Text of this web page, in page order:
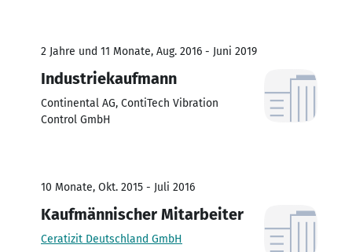
2 Jahre und 11 Monate, Aug. 2016 - Juni 2019
Industriekaufmann
Continental AG, ContiTech Vibration
Control GmbH
10 Monate, Okt. 2015 - Juli 2016
Kaufmännischer Mitarbeiter
Ceratizit Deutschland GmbH